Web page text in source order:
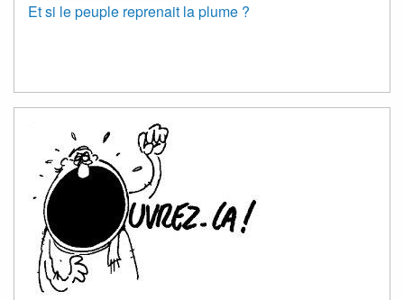
Et si le peuple reprenait la plume ?